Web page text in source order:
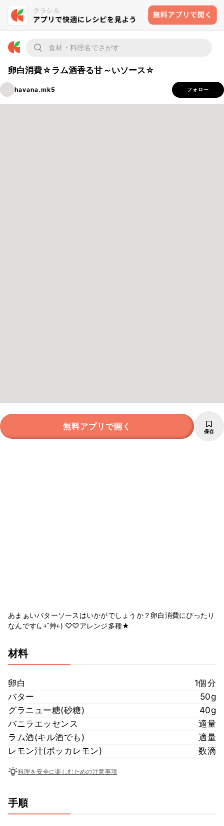
卵白消費☆ラム酒香る甘～いソース☆
havana.mk5 フォロー
無料アプリで開く 保存
あまぁいバターソースはいかがでしょうか？卵白消費にぴったり
なんです(｡￫ˇ艸￩) ♡♡アレンジ多種★
材料
卵白
1個分
バター
50g
グラニュー糖(砂糖)
40g
バニラエッセンス
適量
ラム酒(キル酒でも)
適量
レモン汁(ポッカレモン)
数滴
料理を安全に楽しむための注意事項
手順